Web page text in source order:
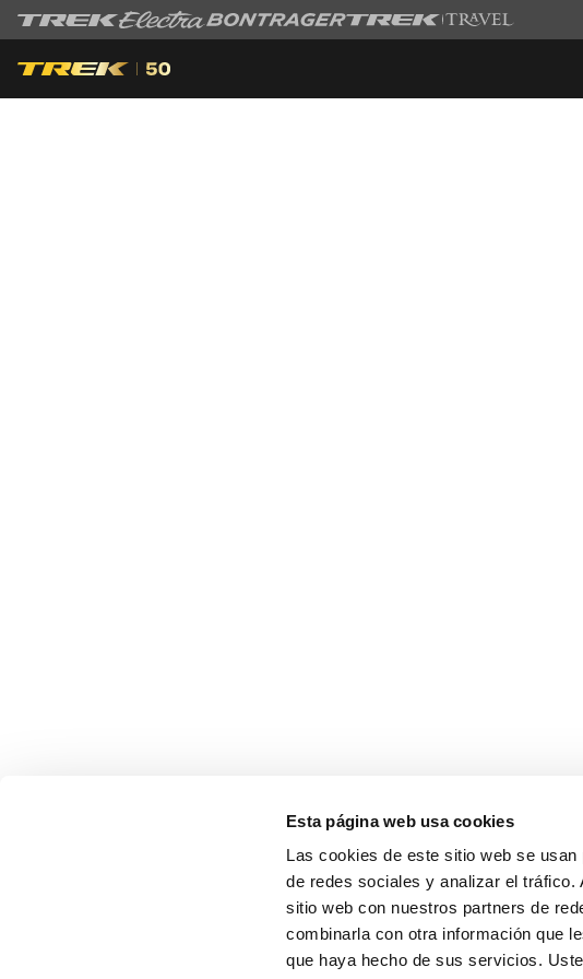
Esta página web usa cookies
Las cookies de este sitio web se
de redes sociales y analizar el
sitio web con nuestros partners de
combinarla con otra información que
que haya hecho de sus servicios.